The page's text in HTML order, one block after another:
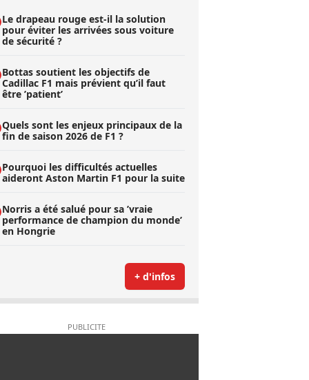
Le drapeau rouge est-il la solution
pour éviter les arrivées sous voiture
de sécurité ?
Bottas soutient les objectifs de
Cadillac F1 mais prévient qu’il faut
être ’patient’
Quels sont les enjeux principaux de la
fin de saison 2026 de F1 ?
Pourquoi les difficultés actuelles
aideront Aston Martin F1 pour la suite
Norris a été salué pour sa ’vraie
performance de champion du monde’
en Hongrie
+ d'infos